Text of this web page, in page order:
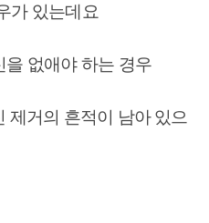
가 있는데요
없애야 하는 경우
제거의 흔적이 남아 있으